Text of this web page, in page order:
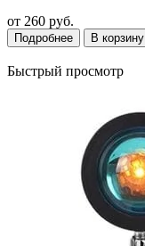
от 260 руб.
Подробнее В корзину
Быстрый просмотр